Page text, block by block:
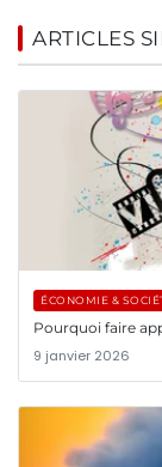
ARTICLES
ÉCONOMIE &
Pourquoi faire
9 janvier 2026